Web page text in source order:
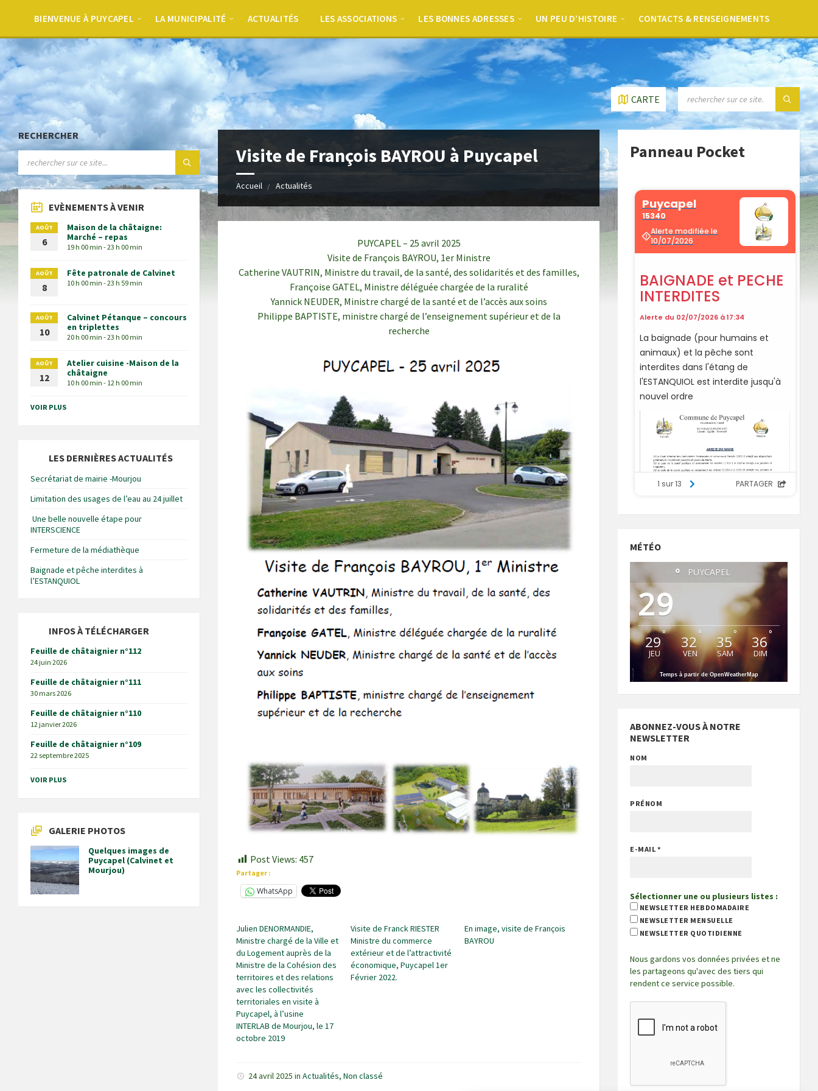
BIENVENUE À PUYCAPEL LA MUNICIPALITÉ ACTUALITÉS LES ASSOCIATIONS LES BONNES ADRESSES UN PEU D’HISTOIRE CONTACTS & RENSEIGNEMENTS
CARTE
Visite de François BAYROU à Puycapel
Accueil Actualités
PUYCAPEL – 25 avril 2025
Visite de François BAYROU, 1er Ministre
Catherine VAUTRIN, Ministre du travail, de la santé, des solidarités et des familles,
Françoise GATEL, Ministre déléguée chargée de la ruralité
Yannick NEUDER, Ministre chargé de la santé et de l’accès aux soins
Philippe BAPTISTE, ministre chargé de l’enseignement supérieur et de la
recherche
Post Views: 457
Partager :
WhatsApp
Julien DENORMANDIE,
Ministre chargé de la Ville et
du Logement auprès de la
Ministre de la Cohésion des
territoires et des relations
avec les collectivités
territoriales en visite à
Puycapel, à l’usine
INTERLAB de Mourjou, le 17
octobre 2019
Visite de Franck RIESTER
Ministre du commerce
extérieur et de l’attractivité
économique, Puycapel 1er
Février 2022.
En image, visite de François
BAYROU
24 avril 2025inActualités,Non classé
RECHERCHER
EVÈNEMENTS À VENIR
AOÛT
6
Maison de la châtaigne:
Marché – repas
19 h 00 min - 23 h 00 min
AOÛT
8
Fête patronale de Calvinet
10 h 00 min - 23 h 59 min
AOÛT
10
Calvinet Pétanque – concours
en triplettes
20 h 00 min - 23 h 00 min
AOÛT
12
Atelier cuisine -Maison de la
châtaigne
10 h 00 min - 12 h 00 min
VOIR PLUS
LES DERNIÈRES ACTUALITÉS
Secrétariat de mairie -Mourjou
Limitation des usages de l’eau au 24 juillet
Une belle nouvelle étape pour
INTERSCIENCE
Fermeture de la médiathèque
Baignade et pêche interdites à
l’ESTANQUIOL
INFOS À TÉLÉCHARGER
Feuille de châtaignier n°112
24 juin 2026
Feuille de châtaignier n°111
30 mars 2026
Feuille de châtaignier n°110
12 janvier 2026
Feuille de châtaignier n°109
22 septembre 2025
VOIR PLUS
GALERIE PHOTOS
Quelques images de
Puycapel (Calvinet et
Mourjou)
Panneau Pocket
MÉTÉO
PUYCAPEL
29
°
29°
JEU
32°
VEN
35°
SAM
36°
DIM
Temps à partir de OpenWeatherMap
ABONNEZ-VOUS À NOTRE
NEWSLETTER
NOM
PRÉNOM
E-MAIL *
Sélectionner une ou plusieurs listes :
NEWSLETTER HEBDOMADAIRE
NEWSLETTER MENSUELLE
NEWSLETTER QUOTIDIENNE
Nous gardons vos données privées et ne
les partageons qu'avec des tiers qui
rendent ce service possible.